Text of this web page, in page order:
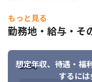
・専門性が高い職務のため
頼を得られます
・海外とのやり取りが多い
・政府当局や他社の自動車
構築することできます
もっと見る
勤務地・給与・そ
想定年収、待遇・福
するに
勤務地